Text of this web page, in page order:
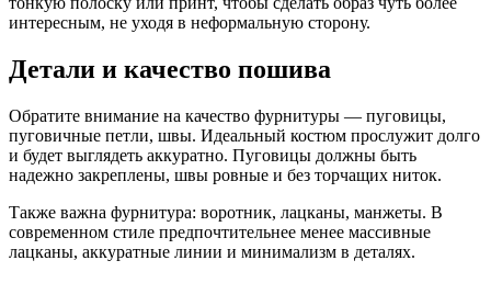
интересным, не уходя в неформальную сторону.
Детали и качество пошива
Обратите внимание на качество фурнитуры — пуговицы,
пуговичные петли, швы. Идеальный костюм прослужит долго
и будет выглядеть аккуратно. Пуговицы должны быть
надежно закреплены, швы ровные и без торчащих ниток.
Также важна фурнитура: воротник, лацканы, манжеты. В
современном стиле предпочтительнее менее массивные
лацканы, аккуратные линии и минимализм в деталях.